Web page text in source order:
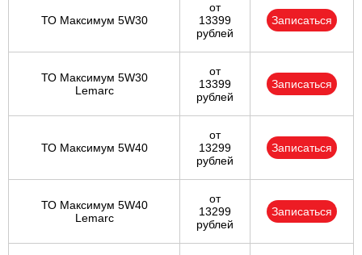
ТО Максимум 5W30
от
13399
рублей
Записаться
ТО Максимум 5W30
Lemarc
от
13399
рублей
Записаться
ТО Максимум 5W40
от
13299
рублей
Записаться
ТО Максимум 5W40
Lemarc
от
13299
рублей
Записаться